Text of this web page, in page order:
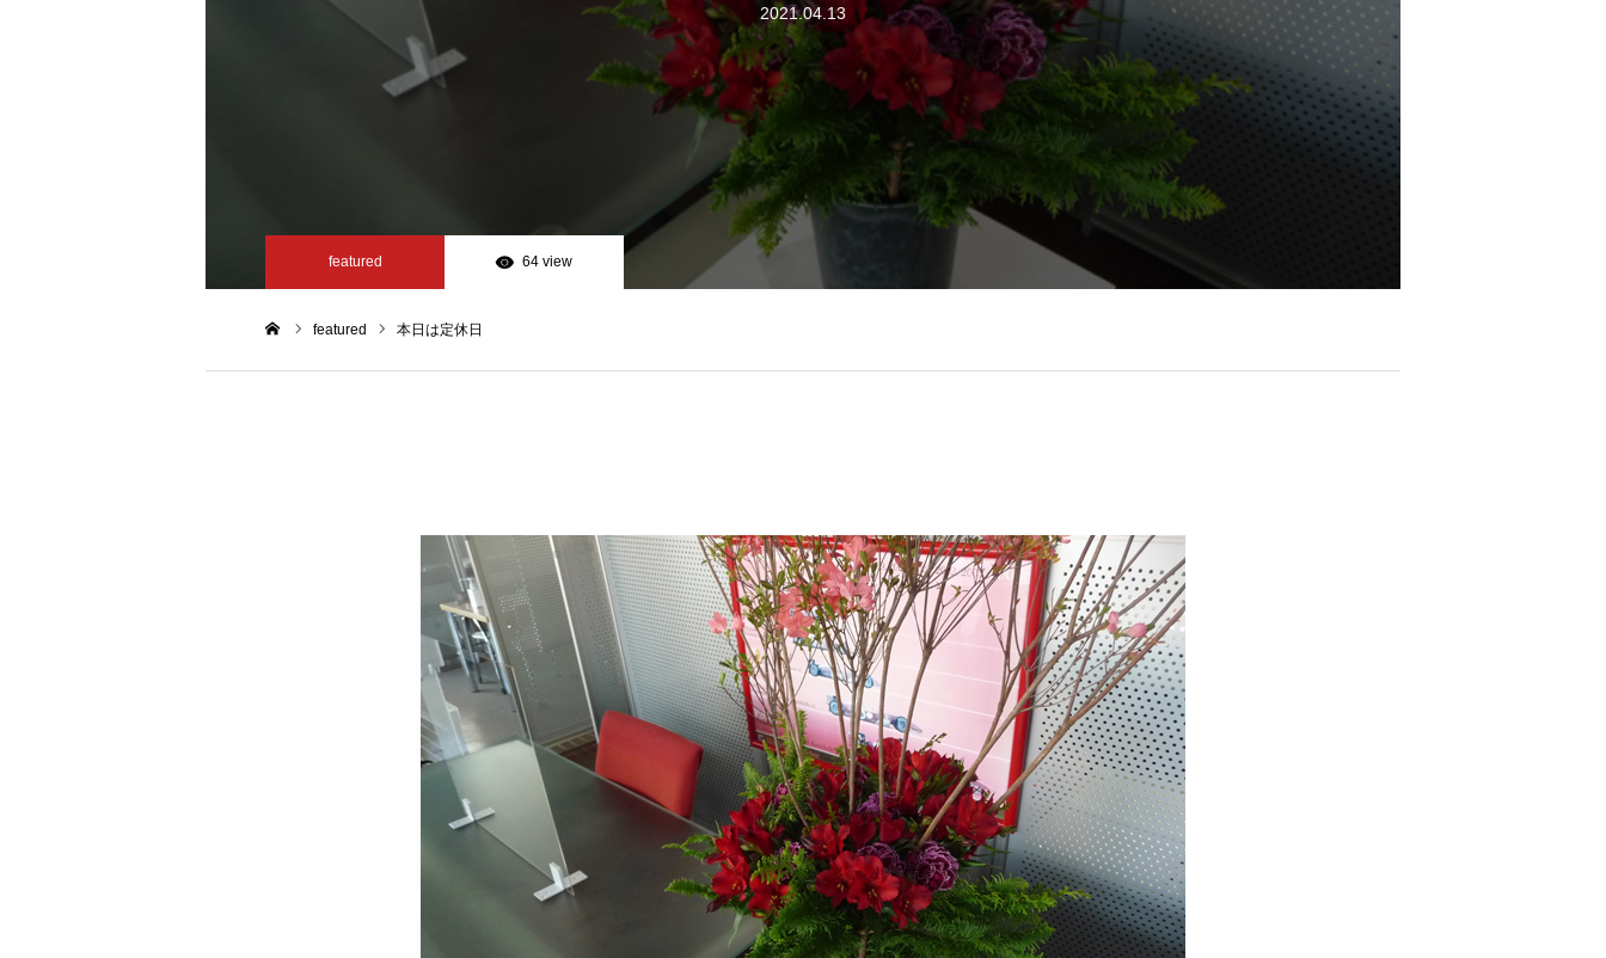
2021.04.13
featured 64 view
featured 本日は定休日